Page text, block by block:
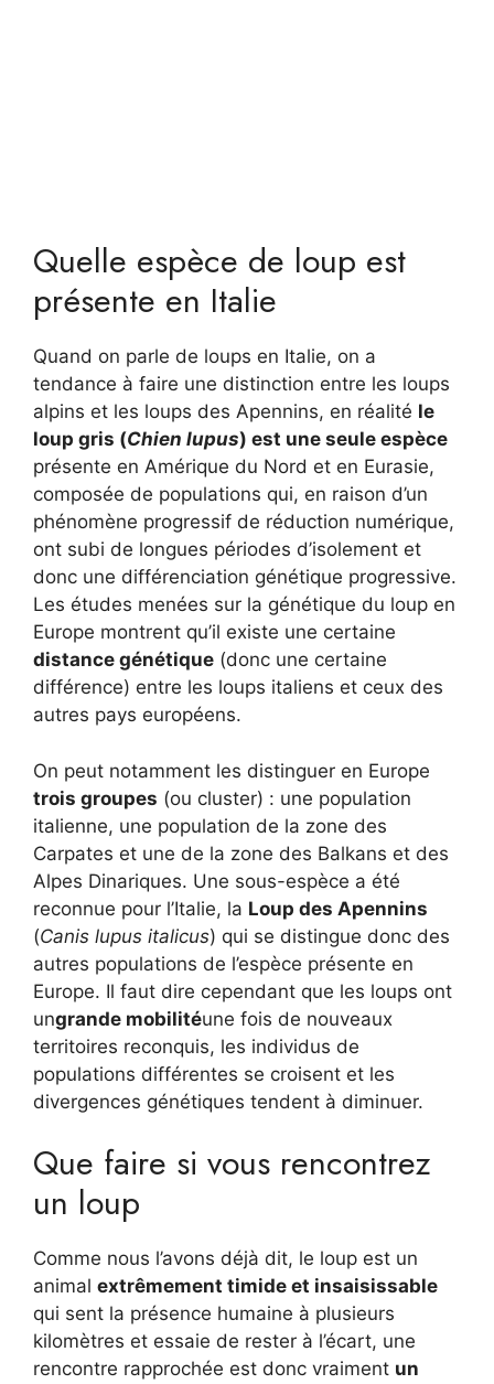
Quelle espèce de loup est
présente en Italie
Quand on parle de loups en Italie, on a
tendance à faire une distinction entre les loups
alpins et les loups des Apennins, en réalité le
loup gris (Chien lupus) est une seule espèce
présente en Amérique du Nord et en Eurasie,
composée de populations qui, en raison d’un
phénomène progressif de réduction numérique,
ont subi de longues périodes d’isolement et
donc une différenciation génétique progressive.
Les études menées sur la génétique du loup en
Europe montrent qu’il existe une certaine
distance génétique (donc une certaine
différence) entre les loups italiens et ceux des
autres pays européens.
On peut notamment les distinguer en Europe
trois groupes (ou cluster) : une population
italienne, une population de la zone des
Carpates et une de la zone des Balkans et des
Alpes Dinariques. Une sous-espèce a été
reconnue pour l’Italie, la Loup des Apennins
(Canis lupus italicus) qui se distingue donc des
autres populations de l’espèce présente en
Europe. Il faut dire cependant que les loups ont
ungrande mobilitéune fois de nouveaux
territoires reconquis, les individus de
populations différentes se croisent et les
divergences génétiques tendent à diminuer.
Que faire si vous rencontrez
un loup
Comme nous l’avons déjà dit, le loup est un
animal extrêmement timide et insaisissable
qui sent la présence humaine à plusieurs
kilomètres et essaie de rester à l’écart, une
rencontre rapprochée est donc vraiment un